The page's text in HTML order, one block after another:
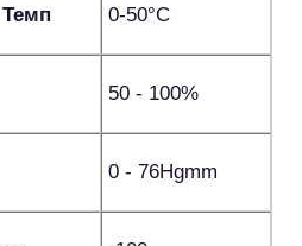
0-50°С
50 - 100%
0 - 76Hgmm